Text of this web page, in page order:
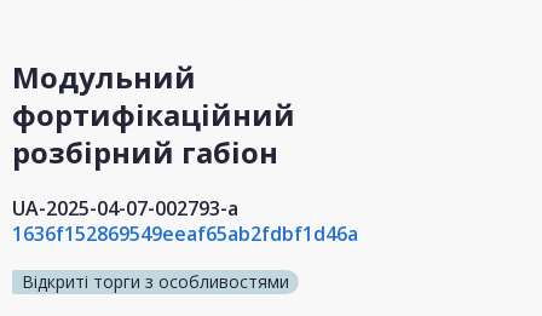
Модульний
фортифікаційний
розбірний габіон
UA-2025-04-07-002793-a
1636f152869549eeaf65ab2fdbf1d46a
Відкриті торги з особливостями